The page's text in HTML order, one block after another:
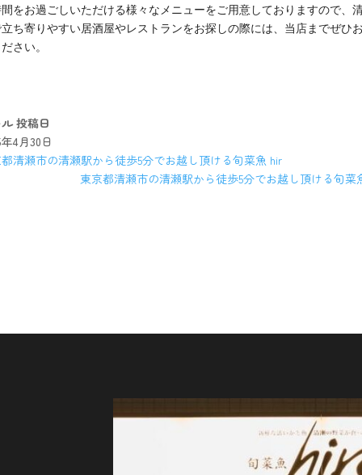
をお過ごしいただける様々なメニューをご用意しておりますので、
ち寄りやすい居酒屋やレストランをお探しの際には、当店までぜひ
さい。
投稿日
4月30日
清瀬市の清瀬駅から徒歩5分でお越し頂ける旬菜魚 hir
東京都清瀬市の清瀬駅から徒歩5分でお越し頂ける旬菜